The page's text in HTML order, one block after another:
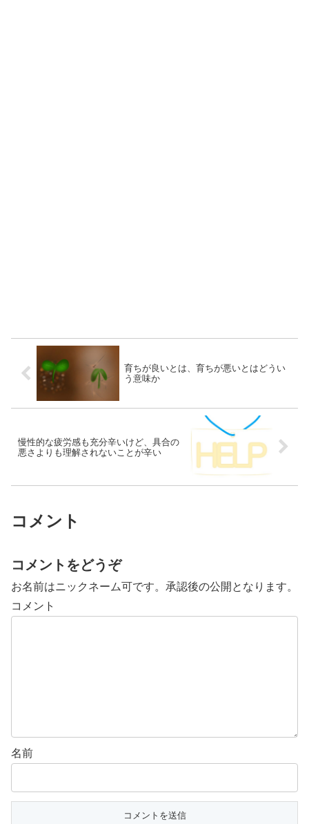
育ちが良いとは、育ちが悪いとはどうい
う意味か
慢性的な疲労感も充分辛いけど、具合の
悪さよりも理解されないことが辛い
コメント
コメントをどうぞ
お名前はニックネーム可です。承認後の公開となります。
コメント
名前